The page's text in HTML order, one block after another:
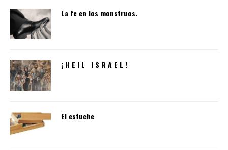
La fe en los monstruos.
¡ H E I L I S R A E L !
El estuche